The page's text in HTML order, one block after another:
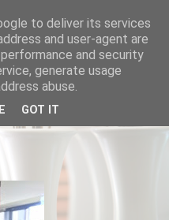
to deliver its services
and user-agent are
and security
generate usage
abuse.
GOT IT